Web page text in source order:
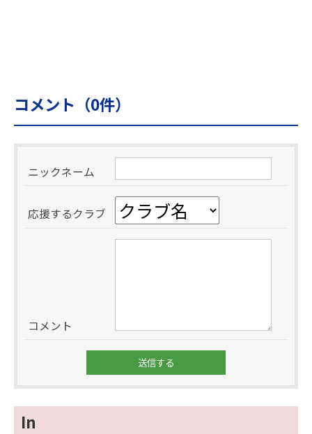
コメント（0件）
ニックネーム
応援するクラブ
コメント
In